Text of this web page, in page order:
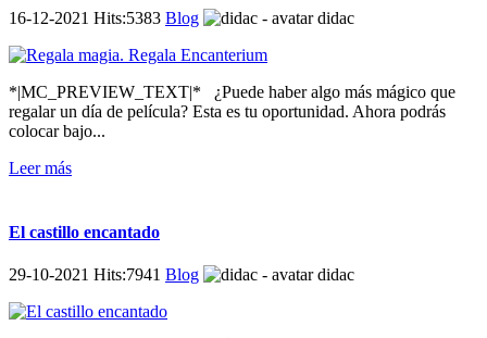
16-12-2021 Hits:5383 Blog didac
*|MC_PREVIEW_TEXT|* ¿Puede haber algo más mágico que
regalar un día de película? Esta es tu oportunidad. Ahora podrás
colocar bajo...
Leer más
El castillo encantado
29-10-2021 Hits:7941 Blog didac